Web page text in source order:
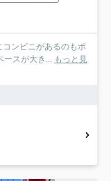
ンビニがあるのもポ
ースが大き... もっと見